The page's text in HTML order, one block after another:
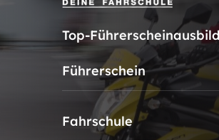
Top-
Führerschein
Fahrschule